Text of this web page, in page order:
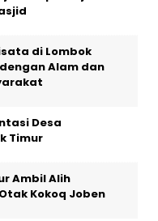
di Lombok
Alam dan
Desa
Timur
Ambil Alih
Kokoq Joben